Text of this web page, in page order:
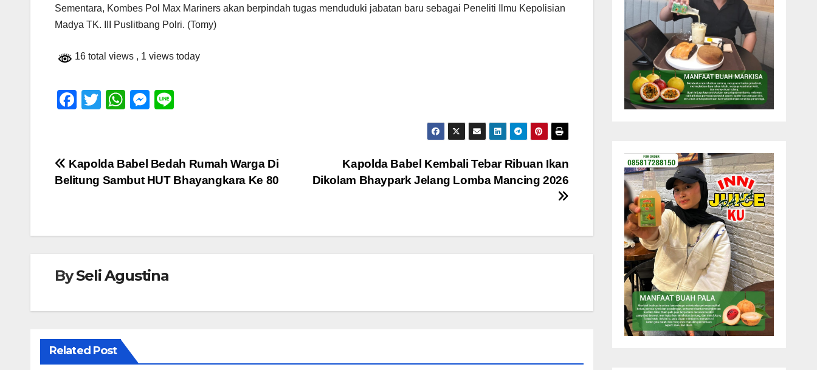
Sementara, Kombes Pol Max Mariners akan berpindah tugas menduduki jabatan baru sebagai Peneliti Ilmu Kepolisian
Madya TK. III Puslitbang Polri. (Tomy)
16 total views , 1 views today
F
e
b
k
T
er
W
s
A
M
e
n
Navigasi
Kapolda Babel Kembali Tebar Ribuan Ikan
Dikolam Bhaypark Jelang Lomba Mancing 2026
Kapolda Babel Bedah Rumah Warga Di
Belitung Sambut HUT Bhayangkara Ke 80
BySeli Agustina
Related Post